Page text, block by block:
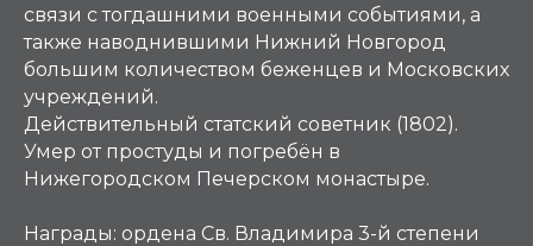
связи с тогдашними военными событиями, а
также наводнившими Нижний Новгород
большим количеством беженцев и Московских
учреждений.
Действительный статский советник (1802).
Умер от простуды и погребён в
Нижегородском Печерском монастыре.
Награды: ордена Св. Владимира 3-й степени